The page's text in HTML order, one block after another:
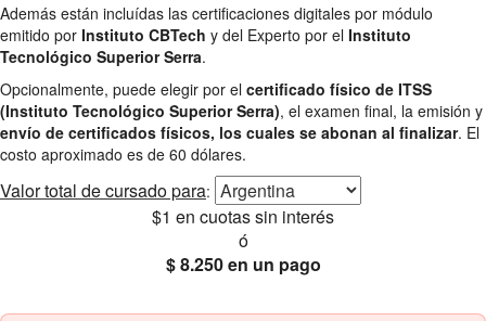
Además están incluídas las certificaciones digitales por módulo
emitido por Instituto CBTech y del Experto por el Instituto
Tecnológico Superior Serra.
Opcionalmente, puede elegir por el certificado físico de ITSS
(Instituto Tecnológico Superior Serra), el examen final, la emisión y
envío de certificados físicos, los cuales se abonan al finalizar. El
costo aproximado es de 60 dólares.
Valor total de cursado para:
$1 en cuotas sin interés
ó
$ 8.250en un pago